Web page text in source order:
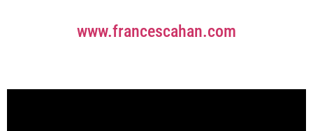
www.francescahan.com